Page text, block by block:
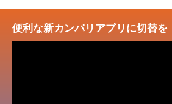
便利な新カンパリアプリに切替を